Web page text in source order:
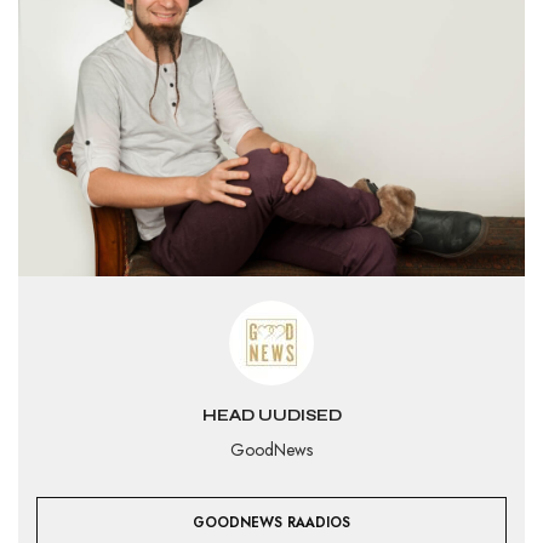
HEAD UUDISED
GoodNews
GOODNEWS RAADIOS